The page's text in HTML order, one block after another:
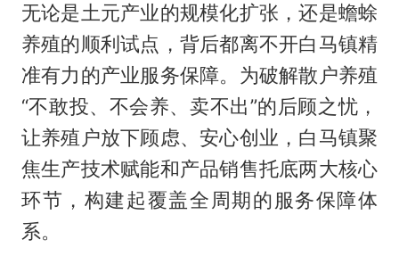
无论是土元产业的规模化扩张，还是蟾蜍
养殖的顺利试点，背后都离不开白马镇精
准有力的产业服务保障。为破解散户养殖
“不敢投、不会养、卖不出”的后顾之忧，
让养殖户放下顾虑、安心创业，白马镇聚
焦生产技术赋能和产品销售托底两大核心
环节，构建起覆盖全周期的服务保障体
系。